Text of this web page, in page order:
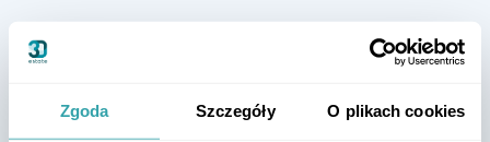
Zgoda Szczegóły O plikach cookies